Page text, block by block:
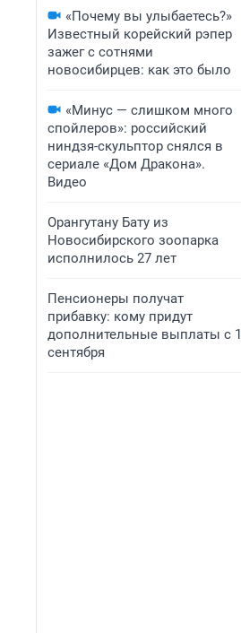
«Почему вы улыбаетесь?»
Известный корейский рэпер
зажег с сотнями
новосибирцев: как это было
«Минус — слишком много
спойлеров»: российский
ниндзя-скульптор снялся в
сериале «Дом Дракона».
Видео
Орангутану Бату из
Новосибирского зоопарка
исполнилось 27 лет
Пенсионеры получат
прибавку: кому придут
дополнительные выплаты с 1
сентября